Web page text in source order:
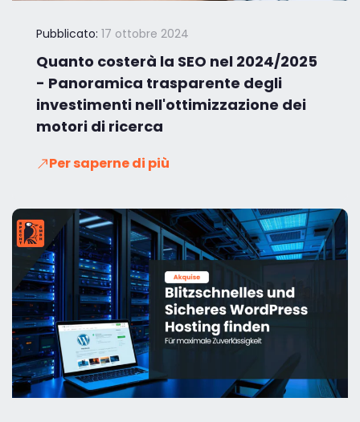
Pubblicato: 17 ottobre 2024
Quanto costerà la SEO nel 2024/2025
- Panoramica trasparente degli
investimenti nell'ottimizzazione dei
motori di ricerca
Per saperne di più